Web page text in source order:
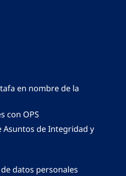
en nombre de la
con OPS
Asuntos de Integridad y
datos personales